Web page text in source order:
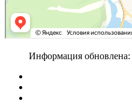
Информация обновлена: